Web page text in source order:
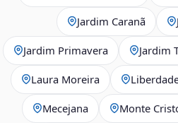
Jardim Caranã
Jardim Primavera Jardim
Laura Moreira
Mecejana Monte